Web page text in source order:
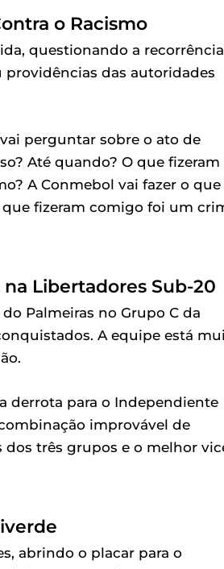
o Racismo
questionando a recorrência
providências das autoridades
perguntar sobre o ato de
Até quando? O que fizeram
A Conmebol vai fazer o que
que fizeram comigo foi um
Libertadores Sub-20
Palmeiras no Grupo C da
A equipe está
derrota para o Independiente
improvável de
dos três grupos e o melhor
abrindo o placar para o